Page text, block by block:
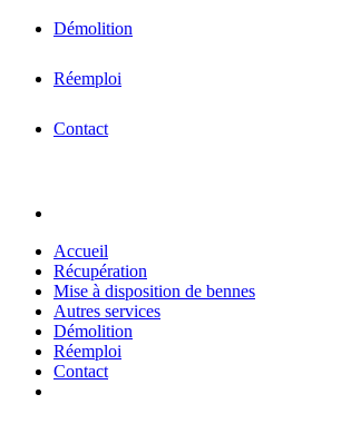
Démolition
Réemploi
Contact
Accueil
Récupération
Mise à disposition de bennes
Autres services
Démolition
Réemploi
Contact